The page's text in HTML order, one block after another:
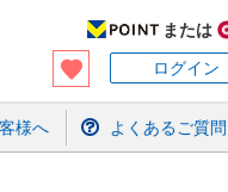
または
ログイン
様へ よくあるご質問